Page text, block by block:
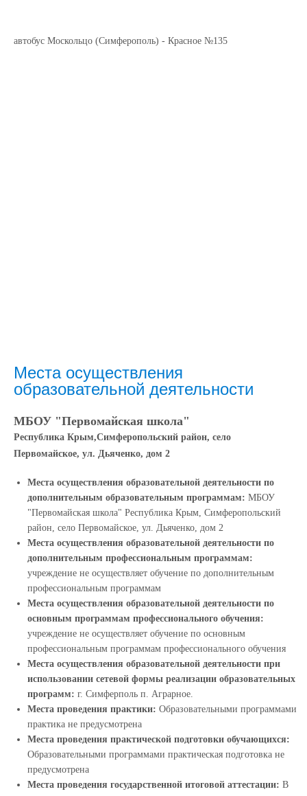
автобус Москольцо (Симферополь) - Красное №135
Места осуществления
образовательной деятельности
МБОУ "Первомайская школа"
Республика Крым,Симферопольский район, село
Первомайское, ул. Дьяченко, дом 2
Места осуществления образовательной деятельности по
дополнительным образовательным программам: МБОУ
"Первомайская школа" Республика Крым, Симферопольский
район, село Первомайское, ул. Дьяченко, дом 2
Места осуществления образовательной деятельности по
дополнительным профессиональным программам:
учреждение не осуществляет обучение по дополнительным
профессиональным программам
Места осуществления образовательной деятельности по
основным программам профессионального обучения:
учреждение не осуществляет обучение по основным
профессиональным программам профессионального обучения
Места осуществления образовательной деятельности при
использовании сетевой формы реализации образовательных
программ: г. Симферполь п. Аграрное.
Места проведения практики: Образовательными программами
практика не предусмотрена
Места проведения практической подготовки обучающихся:
Образовательными программами практическая подготовка не
предусмотрена
Места проведения государственной итоговой аттестации: В